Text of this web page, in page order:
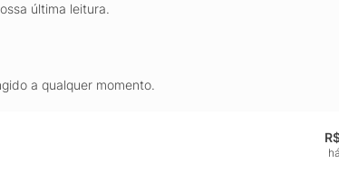
última leitura.
a qualquer momento.